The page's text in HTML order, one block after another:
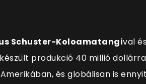
Schuster-Koloamatangival
produkció 40 millió
és globálisan is